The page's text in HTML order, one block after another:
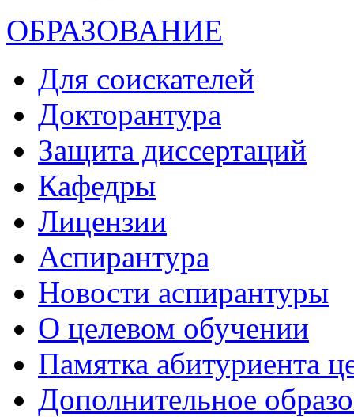
ОБРАЗОВАНИЕ
Для соискателей
Докторантура
Защита диссертаций
Кафедры
Лицензии
Аспирантура
Новости аспирантуры
О целевом обучении
Памятка абитуриента
Дополнительное